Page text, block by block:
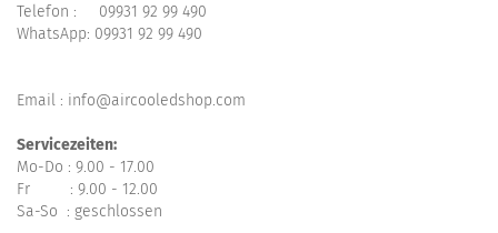
Telefon : 09931 92 99 490
WhatsApp: 09931 92 99 490
Email : info@aircooledshop.com
Servicezeiten:
Mo-Do : 9.00 - 17.00
Fr : 9.00 - 12.00
Sa-So : geschlossen